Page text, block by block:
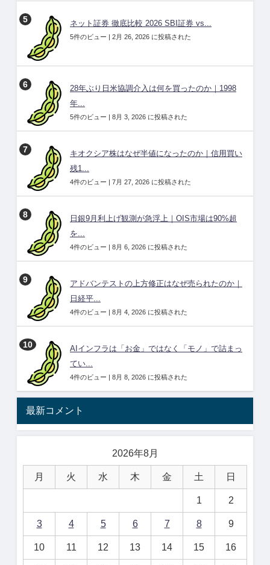
ネット証券 徹底比較 2026 SBI証券 vs...
5件のビュー | 2月 26, 2026 に投稿された
28年ぶり日米協調介入は何を買ったのか｜1998
年...
5件のビュー | 8月 3, 2026 に投稿された
キオクシア株はなぜ半値になったのか｜信用買い
残1...
4件のビュー | 7月 27, 2026 に投稿された
日銀9月利上げ観測が急浮上｜OIS市場は90%超
を...
4件のビュー | 8月 6, 2026 に投稿された
アドバンテストの上方修正はなぜ売られたのか｜
日経平...
4件のビュー | 8月 4, 2026 に投稿された
AIインフラは「お金」ではなく「モノ」で詰まっ
てい...
4件のビュー | 8月 8, 2026 に投稿された
最新コメント
2026年8月
月 火 水 木 金 土 日
1 2
3 4 5 6 7 8 9
10 11 12 13 14 15 16